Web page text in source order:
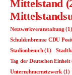
Mittelstand
Netzwerkveranstaltung(1)
Schuldenbremse CDU
Stadionbesuch(1)
Tag der Deutschen Einheit
Unternehmernetzwerk(1)